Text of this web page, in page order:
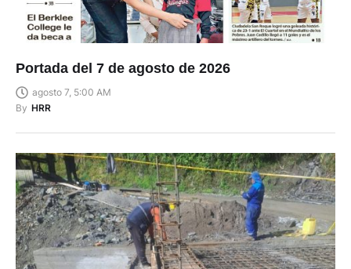
Portada del 7 de agosto de 2026
agosto 7, 5:00 AM
By HRR